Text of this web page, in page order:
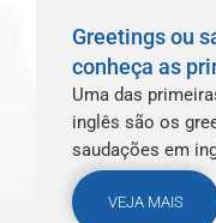
Greetings ou
conheça as
Uma das
inglês são os
saudações em
VEJA MAIS